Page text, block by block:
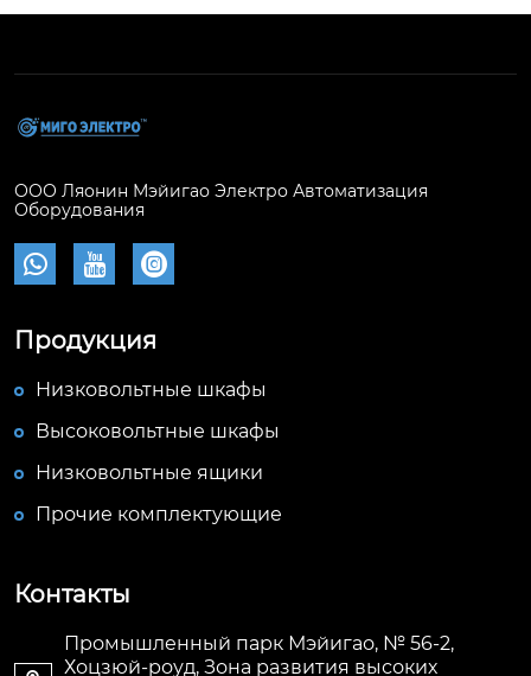
ООО Ляонин Мэйигао Электро Автоматизация
Оборудования
  
Продукция
Низковольтные шкафы
Высоковольтные шкафы
Низковольтные ящики
Прочие комплектующие
Контакты
Промышленный парк Мэйигао, № 56-2,
Хоцзюй-роуд, Зона развития высоких